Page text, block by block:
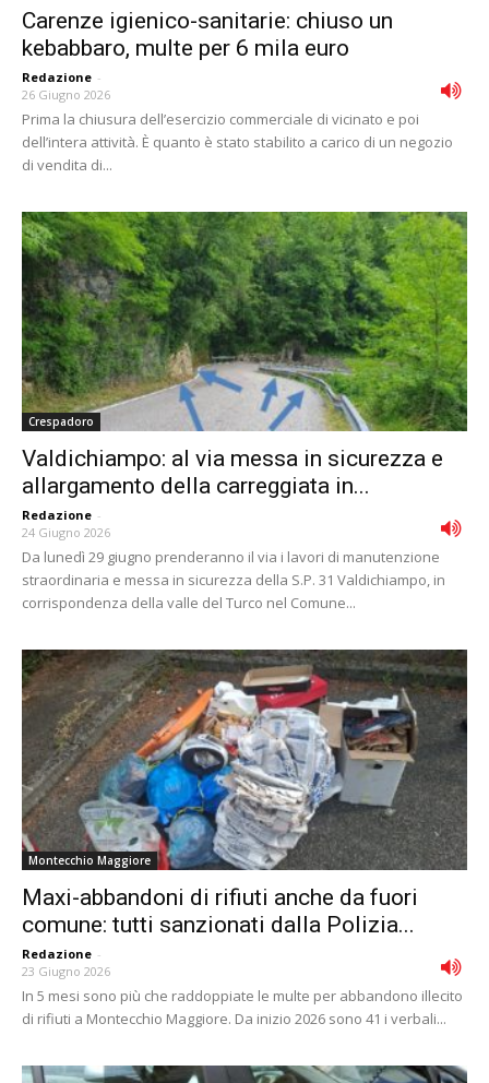
Carenze igienico-sanitarie: chiuso un
kebabbaro, multe per 6 mila euro
Redazione -
26 Giugno 2026
Prima la chiusura dell’esercizio commerciale di vicinato e poi
dell’intera attività. È quanto è stato stabilito a carico di un negozio
di vendita di...
Crespadoro
Valdichiampo: al via messa in sicurezza e
allargamento della carreggiata in...
Redazione -
24 Giugno 2026
Da lunedì 29 giugno prenderanno il via i lavori di manutenzione
straordinaria e messa in sicurezza della S.P. 31 Valdichiampo, in
corrispondenza della valle del Turco nel Comune...
Montecchio Maggiore
Maxi-abbandoni di rifiuti anche da fuori
comune: tutti sanzionati dalla Polizia...
Redazione -
23 Giugno 2026
In 5 mesi sono più che raddoppiate le multe per abbandono illecito
di rifiuti a Montecchio Maggiore. Da inizio 2026 sono 41 i verbali...